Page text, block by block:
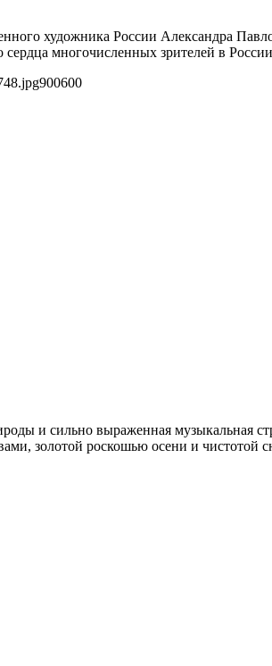
художника России Александра
многочисленных зрителей в
900600
и сильно выраженная музыкальная
золотой роскошью осени и чистотой